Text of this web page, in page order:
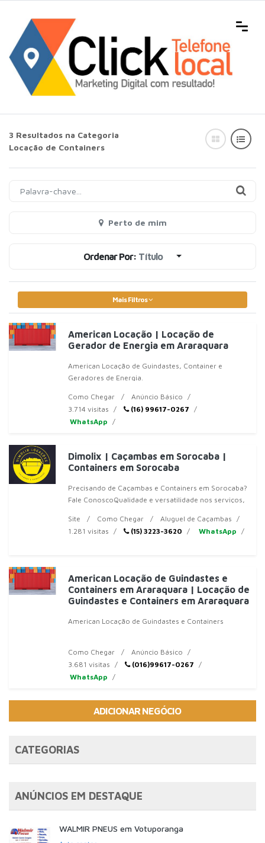
3 Resultados na Categoria
Locação de Containers
Perto de mim
Ordenar Por: Título
Mais Filtros
American Locação | Locação de
Gerador de Energia em Araraquara
American Locação de Guindastes, Container e
Geradores de Energia.
Como Chegar
Anúncio Básico
3.714 visitas
(16) 99617-0267
WhatsApp
Dimolix | Caçambas em Sorocaba |
Containers em Sorocaba
Precisando de Caçambas e Containers em Sorocaba?
Fale ConoscoQualidade e versatilidade nos serviços,
Site
Como Chegar
Aluguel de Caçambas
1.281 visitas
(15) 3223-3620 WhatsApp
American Locação de Guindastes e
Containers em Araraquara | Locação de
Guindastes e Containers em Araraquara
American Locação de Guindastes e Containers
Como Chegar
Anúncio Básico
3.681 visitas
(016)99617-0267
WhatsApp
ADICIONAR NEGÓCIO
CATEGORIAS
ANÚNCIOS EM DESTAQUE
WALMIR PNEUS em Votuporanga